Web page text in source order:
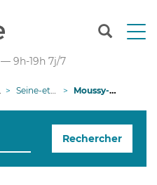
T
n
g
— 9h-19h 7j/7
Seine-et-Marne Moussy-le-Vieux
Rechercher